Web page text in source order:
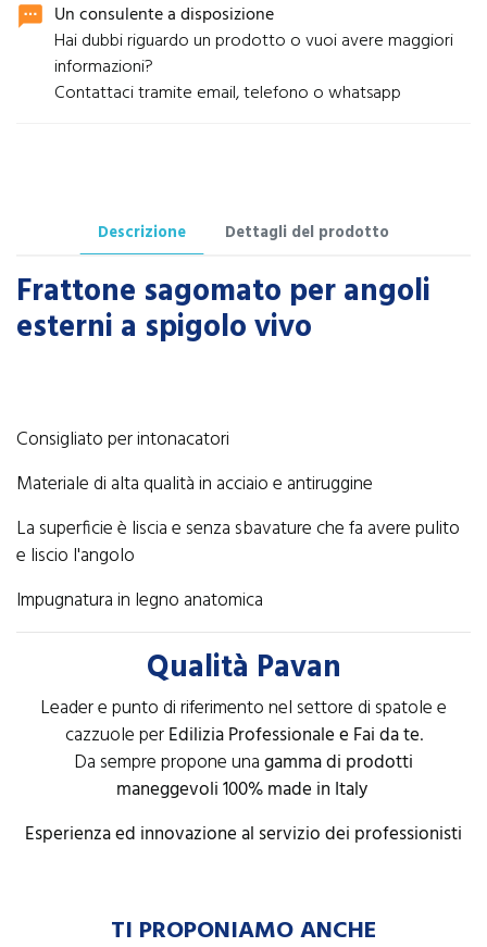
sms Un consulente a disposizione
Hai dubbi riguardo un prodotto o vuoi avere maggiori
informazioni?
Contattaci tramite email, telefono o whatsapp
Descrizione Dettagli del prodotto
Frattone sagomato per angoli
esterni a spigolo vivo
Consigliato per intonacatori
Materiale di alta qualità in acciaio e antiruggine
La superficie è liscia e senza sbavature che fa avere pulito
e liscio l'angolo
Impugnatura in legno anatomica
Qualità Pavan
Leader e punto di riferimento nel settore di spatole e
cazzuole perEdilizia Professionale e Fai da te.
Da sempre propone unagamma di prodotti
maneggevoli 100% made in Italy
Esperienza ed innovazione al servizio dei professionisti
TI PROPONIAMO ANCHE